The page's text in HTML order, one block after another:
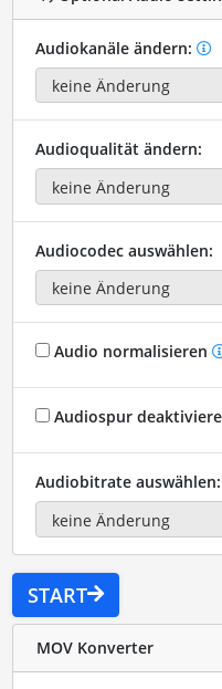
Audiokanäle ändern:
Audioqualität ändern:
Audiocodec auswählen:
Audio normalisieren
Audiospur
Audiobitrate auswählen:
START
MOV Konverter